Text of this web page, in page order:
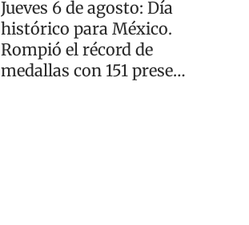
Jueves 6 de agosto: Día
histórico para México.
Rompió el récord de
medallas con 151 preseas